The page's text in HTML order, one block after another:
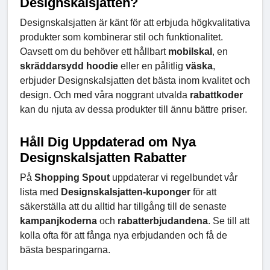
Designskalsjatten är känt för att erbjuda högkvalitativa
produkter som kombinerar stil och funktionalitet.
Oavsett om du behöver ett hållbart mobilskal , en
skräddarsydd hoodie eller en pålitlig väska,
erbjuder Designskalsjatten det bästa inom kvalitet och
design. Och med våra noggrant utvalda rabattkoder
kan du njuta av dessa produkter till ännu bättre priser.
Håll Dig Uppdaterad om Nya
Designskalsjatten Rabatter
På Shopping Spout uppdaterar vi regelbundet vår
lista med Designskalsjatten-kuponger för att
säkerställa att du alltid har tillgång till de senaste
kampanjkoderna och rabatterbjudandena. Se till att
kolla ofta för att fånga nya erbjudanden och få de
bästa besparingarna.